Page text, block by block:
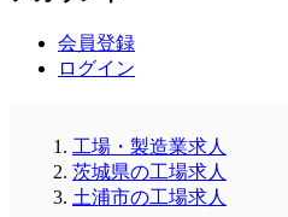
会員登録
ログイン
工場・製造業求人
茨城県の工場求人
土浦市の工場求人